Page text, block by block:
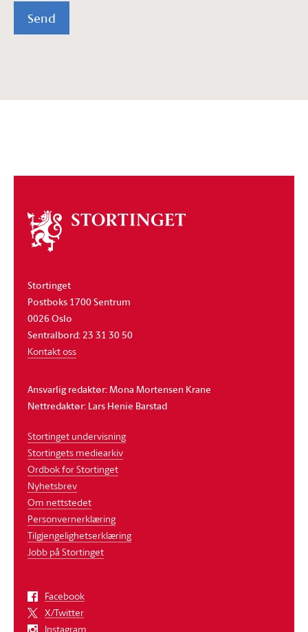
Send
Om
stortinget
Stortinget
Postboks 1700 Sentrum
0026 Oslo
Sentralbord: 23 31 30 50
Kontakt oss
Ansvarlig redaktør: Mona Mortensen Krane
Nettredaktør: Lars Henie Barstad
Stortinget undervisning
Stortingets mediearkiv
Ordbok for Stortinget
Nyhetsbrev
Om nettstedet
Personvernerklæring
Tilgjengelighetserklæring
Jobb på Stortinget
Facebook
X/Twitter
Instagram